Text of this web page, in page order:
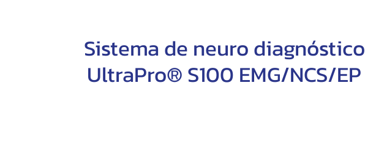
Sistema de neuro diagnóstico
UltraPro® S100 EMG/NCS/EP